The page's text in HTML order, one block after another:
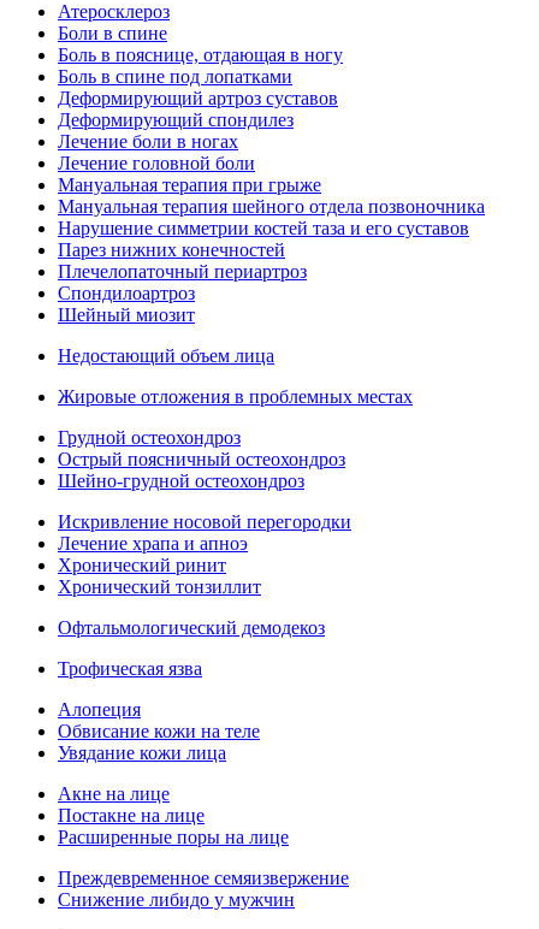
Атеросклероз
Боли в спине
Боль в пояснице, отдающая в ногу
Боль в спине под лопатками
Деформирующий артроз суставов
Деформирующий спондилез
Лечение боли в ногах
Лечение головной боли
Мануальная терапия при грыже
Мануальная терапия шейного отдела позвоночника
Нарушение симметрии костей таза и его суставов
Парез нижних конечностей
Плечелопаточный периартроз
Спондилоартроз
Шейный миозит
Недостающий объем лица
Жировые отложения в проблемных местах
Грудной остеохондроз
Острый поясничный остеохондроз
Шейно-грудной остеохондроз
Искривление носовой перегородки
Лечение храпа и апноэ
Хронический ринит
Хронический тонзиллит
Офтальмологический демодекоз
Трофическая язва
Алопеция
Обвисание кожи на теле
Увядание кожи лица
Акне на лице
Постакне на лице
Расширенные поры на лице
Преждевременное семяизвержение
Снижение либидо у мужчин